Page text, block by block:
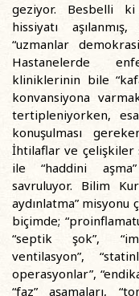
geziyor. Besbelli
hissiyatı
“uzmanlar
Hastanelerde
kliniklerinin bile
konvansiyona
tertipleniyorken,
konuşulması
İhtilaflar ve çelişkiler
ile “haddini
savruluyor. Bilim
aydınlatma” misyonu
biçimde;
“septik şok”,
ventilasyon”,
operasyonlar”,
“faz” aşamaları,